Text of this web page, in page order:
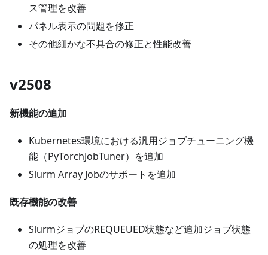
ス管理を改善
パネル表示の問題を修正
その他細かな不具合の修正と性能改善
v2508
新機能の追加
Kubernetes環境における汎用ジョブチューニング機
能（PyTorchJobTuner）を追加
Slurm Array Jobのサポートを追加
既存機能の改善
SlurmジョブのREQUEUED状態など追加ジョブ状態
の処理を改善